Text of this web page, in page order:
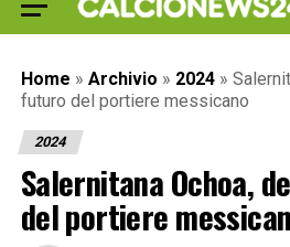
Home » Archivio » 2024 »
futuro del portiere messicano
2024
Salernitana Ochoa,
del portiere